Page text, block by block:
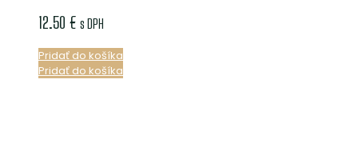
12.50 € s DPH
Pridať do košíka
Pridať do košíka